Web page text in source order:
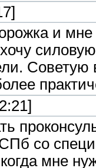
и
со
мне